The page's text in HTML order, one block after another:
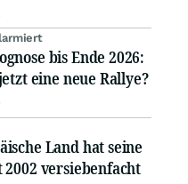
bis Ende 2026:
eine neue Rallye?
Land hat seine
2002 versiebenfacht